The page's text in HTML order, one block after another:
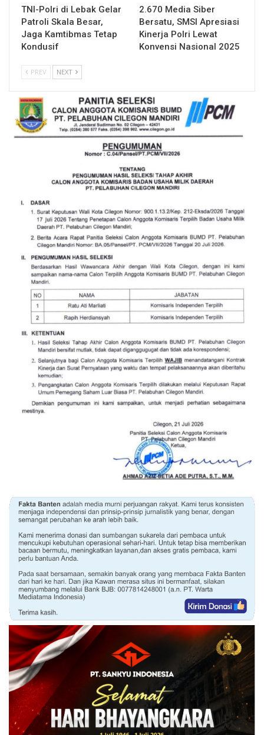
TNI-Polri di Lebak Gelar
Patroli Skala Besar,
Jaga Kamtibmas Tetap
Kondusif
2.670 Media Siber
Bersatu, SMSI Apresiasi
Kinerja Polri Lewat
Konvensi Nasional 2025
PREV NEXT